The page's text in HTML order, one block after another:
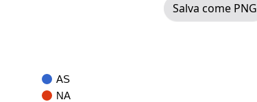
Salva come PNG
AS
NA